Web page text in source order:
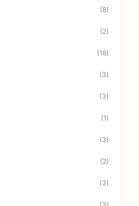
(8)
(2)
(18)
(3)
(3)
(1)
(3)
(2)
(3)